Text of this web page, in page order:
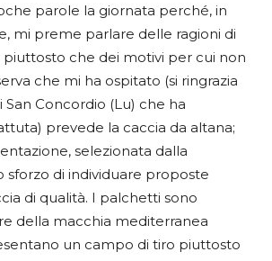
parole la giornata perché, in
mi preme parlare delle ragioni di
piuttosto che dei motivi per cui non
che mi ha ospitato (si ringrazia
San Concordio (Lu) che ha
prevede la caccia da altana;
selezionata dalla
sforzo di individuare proposte
di qualità. I palchetti sono
della macchia mediterranea
un campo di tiro piuttosto